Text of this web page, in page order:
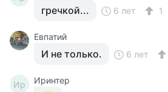
гречкой... 6 лет 1
Евпатий
И не только. 6 лет
Ир
Иринтер